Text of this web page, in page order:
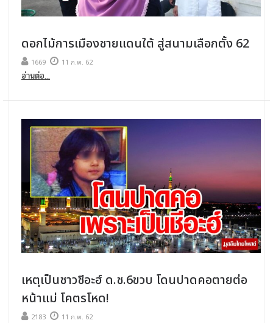
ดอกไม้การเมืองชายแดนใต้​ สู่สนามเลือกตั้ง​ 62
1669 11 ก.พ. 62
อ่านต่อ...
เหตุเป็นชาวชีอะฮ์ ด.ช.6ขวบ โดนปาดคอตายต่อ
หน้าแม่ โคตรโหด!
2183 11 ก.พ. 62